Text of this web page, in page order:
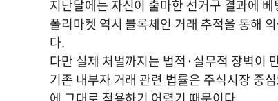
지난달에는 자신이 출마한 선거구 결과에
폴리마켓 역시 블록체인 거래 추적을 통해
다.
다만 실제 처벌까지는 법적·실무적 장벽이
기존 내부자 거래 관련 법률은 주식시장 중